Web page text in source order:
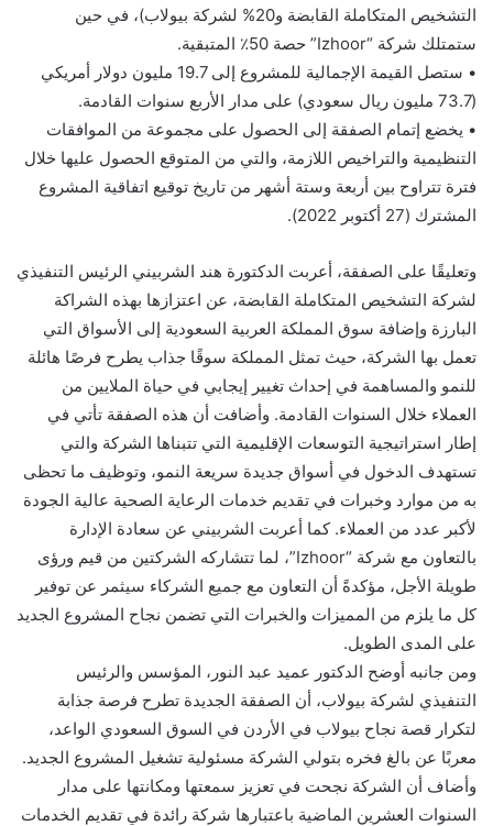
التشخيص المتكاملة القابضة و20% لشركة بيولاب)، في حين
ستمتلك شركة “Izhoor” حصة 50٪ المتبقية.
• ستصل القيمة الإجمالية للمشروع إلى 19.7 مليون دولار أمريكي
(73.7 مليون ريال سعودي) على مدار الأربع سنوات القادمة.
• يخضع إتمام الصفقة إلى الحصول على مجموعة من الموافقات
التنظيمية والتراخيص اللازمة، والتي من المتوقع الحصول عليها خلال
فترة تتراوح بين أربعة وستة أشهر من تاريخ توقيع اتفاقية المشروع
المشترك (27 أكتوبر 2022).
وتعليقًا على الصفقة، أعربت الدكتورة هند الشربيني الرئيس التنفيذي
لشركة التشخيص المتكاملة القابضة، عن اعتزازها بهذه الشراكة
البارزة وإضافة سوق المملكة العربية السعودية إلى الأسواق التي
تعمل بها الشركة، حيث تمثل المملكة سوقًا جذاب يطرح فرصًا هائلة
للنمو والمساهمة في إحداث تغيير إيجابي في حياة الملايين من
العملاء خلال السنوات القادمة. وأضافت أن هذه الصفقة تأتي في
إطار استراتيجية التوسعات الإقليمية التي تتبناها الشركة والتي
تستهدف الدخول في أسواق جديدة سريعة النمو، وتوظيف ما تحظى
به من موارد وخبرات في تقديم خدمات الرعاية الصحية عالية الجودة
لأكبر عدد من العملاء. كما أعربت الشربيني عن سعادة الإدارة
بالتعاون مع شركة “Izhoor”، لما تتشاركه الشركتين من قيم ورؤى
طويلة الأجل، مؤكدةً أن التعاون مع جميع الشركاء سيثمر عن توفير
كل ما يلزم من المميزات والخبرات التي تضمن نجاح المشروع الجديد
على المدى الطويل.
ومن جانبه أوضح الدكتور عميد عبد النور، المؤسس والرئيس
التنفيذي لشركة بيولاب، أن الصفقة الجديدة تطرح فرصة جذابة
لتكرار قصة نجاح بيولاب في الأردن في السوق السعودي الواعد،
معربًا عن بالغ فخره بتولي الشركة مسئولية تشغيل المشروع الجديد.
وأضاف أن الشركة نجحت في تعزيز سمعتها ومكانتها على مدار
السنوات العشرين الماضية باعتبارها شركة رائدة في تقديم الخدمات